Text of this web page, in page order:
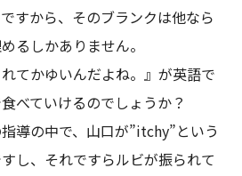
すから、そのブランクは他なら
るしかありません。
てかゆいんだよね。』が英語で
べていけるのでしょうか？
導の中で、山口が”itchy”という
し、それですらルビが振られて